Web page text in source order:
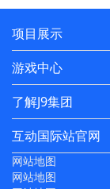
项目展示
游戏中心
了解J9集团
互动国际站官网
网站地图
网站地图